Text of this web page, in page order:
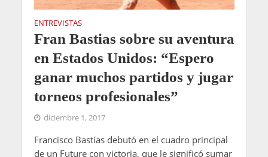
ENTREVISTAS
Fran Bastias sobre su aventura
en Estados Unidos: “Espero
ganar muchos partidos y jugar
torneos profesionales”
diciembre 1, 2017
Francisco Bastías debutó en el cuadro principal
de un Future con victoria, que le significó sumar